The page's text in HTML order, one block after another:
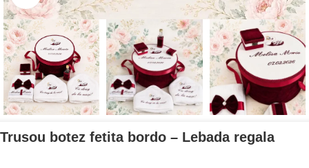
Trusou botez fetita bordo – Lebada regala